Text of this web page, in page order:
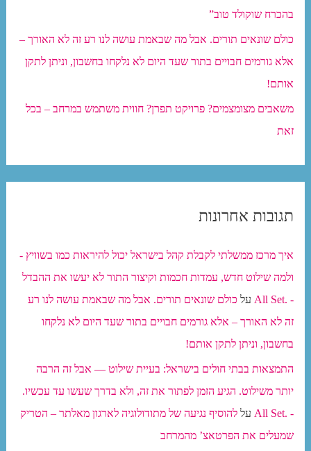
בהכרח שוקולד טוב”
כולם שונאים תורים. אבל מה שבאמת עושה לנו רע זה לא האורך –
אלא גורמים חבויים בתור שעד היום לא נלקחו בחשבון, וניתן לתקן
אותם!
משאבים מצומצמים? פרויקט תפרן? חווית משתמש במרחב – בכל
זאת
תגובות אחרונות
איך מרכז ממשלתי לקבלת קהל בישראל יכול להיראות כמו בשוויץ -
ולמה שילוט חדש, עמדות חכמות וקיצור התור לא יעשו את ההבדל
- .All Set
על כולם שונאים תורים. אבל מה שבאמת עושה לנו רע
זה לא האורך – אלא גורמים חבויים בתור שעד היום לא נלקחו
בחשבון, וניתן לתקן אותם!
התמצאות בבתי חולים בישראל: בעיית שילוט — אבל זה הרבה
יותר משילוט. הגיע הזמן לפתור את זה, ולא בדרך שעשו עד עכשיו.
- .All Set
עללהוסיף נגיעה של מתודולוגיה לארגון מאלתר – הטריק
שמעלים את הפרטאצ’ מהמרחב